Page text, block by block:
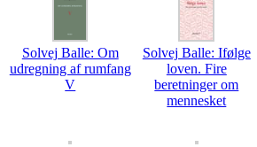
Solvej Balle: Om
udregning af rumfang
V
Solvej Balle: Ifølge
loven. Fire
beretninger om
mennesket